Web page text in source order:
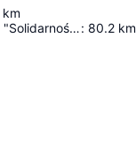
km
Port Lotniczy Szczecin-Goleniów im. NSZZ "Solidarność": 80.2 km